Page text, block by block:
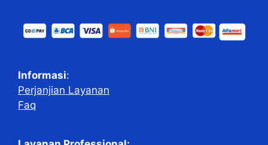
Informasi:
Perjanjian Layanan
Faq